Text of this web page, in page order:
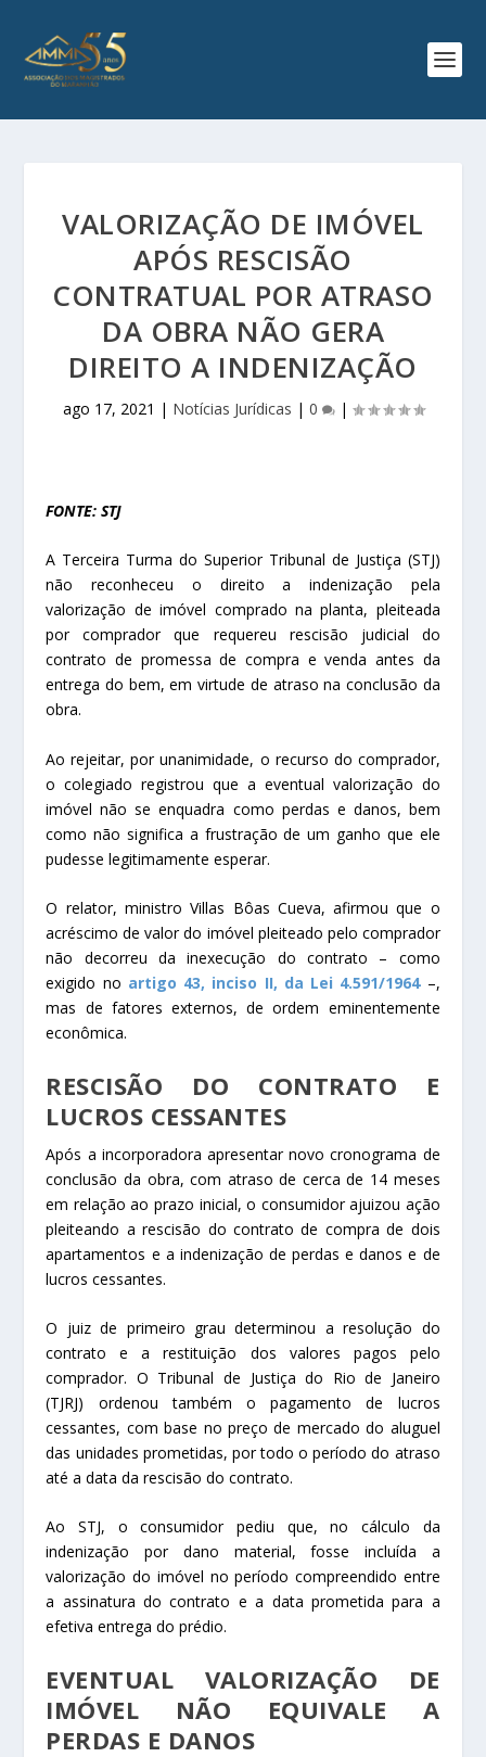
VALORIZAÇÃO DE IMÓVEL
APÓS RESCISÃO
CONTRATUAL POR ATRASO
DA OBRA NÃO GERA
DIREITO A INDENIZAÇÃO
ago 17, 2021 | Notícias Jurídicas | 0 |
FONTE: STJ
A Terceira Turma do Superior Tribunal de Justiça (STJ)
não reconheceu o direito a indenização pela
valorização de imóvel comprado na planta, pleiteada
por comprador que requereu rescisão judicial do
contrato de promessa de compra e venda antes da
entrega do bem, em virtude de atraso na conclusão da
obra.
Ao rejeitar, por unanimidade, o recurso do comprador,
o colegiado registrou que a eventual valorização do
imóvel não se enquadra como perdas e danos, bem
como não significa a frustração de um ganho que ele
pudesse legitimamente esperar.
O relator, ministro Villas Bôas Cueva, afirmou que o
acréscimo de valor do imóvel pleiteado pelo comprador
não decorreu da inexecução do contrato – como
exigido no artigo 43, inciso II, da Lei 4.591/1964–,
mas de fatores externos, de ordem eminentemente
econômica.
RESCISÃO DO CONTRATO E
LUCROS CESSANTES
Após a incorporadora apresentar novo cronograma de
conclusão da obra, com atraso de cerca de 14 meses
em relação ao prazo inicial, o consumidor ajuizou ação
pleiteando a rescisão do contrato de compra de dois
apartamentos e a indenização de perdas e danos e de
lucros cessantes.
O juiz de primeiro grau determinou a resolução do
contrato e a restituição dos valores pagos pelo
comprador. O Tribunal de Justiça do Rio de Janeiro
(TJRJ) ordenou também o pagamento de lucros
cessantes, com base no preço de mercado do aluguel
das unidades prometidas, por todo o período do atraso
até a data da rescisão do contrato.
Ao STJ, o consumidor pediu que, no cálculo da
indenização por dano material, fosse incluída a
valorização do imóvel no período compreendido entre
a assinatura do contrato e a data prometida para a
efetiva entrega do prédio.
EVENTUAL VALORIZAÇÃO DE
IMÓVEL NÃO EQUIVALE A
PERDAS E DANOS